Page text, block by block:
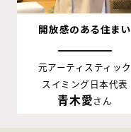
開放感のある住まい
元アーティスティック
スイミング日本代表
青木愛さん